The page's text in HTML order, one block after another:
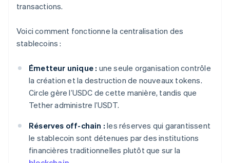
transactions.
Voici comment fonctionne la centralisation des
stablecoins :
Émetteur unique : une seule organisation contrôle
la création et la destruction de nouveaux tokens.
Circle gère l’USDC de cette manière, tandis que
Tether administre l’USDT.
Réserves off-chain : les réserves qui garantissent
le stablecoin sont détenues par des institutions
financières traditionnelles plutôt que sur la